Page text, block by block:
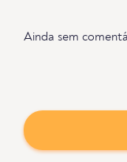
Ainda sem